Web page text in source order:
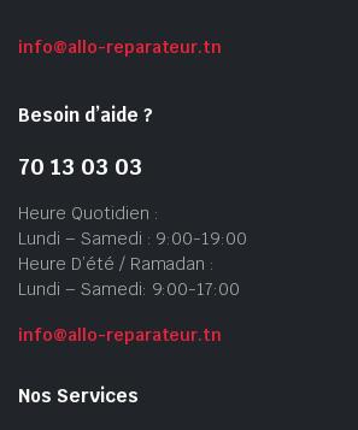
info@allo-reparateur.tn
Besoin d’aide ?
70 13 03 03
Heure Quotidien :
Lundi – Samedi : 9:00-19:00
Heure D’été / Ramadan :
Lundi – Samedi: 9:00-17:00
info@allo-reparateur.tn
Nos Services